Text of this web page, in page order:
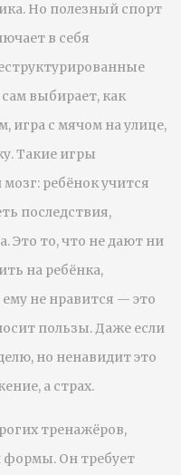
Но полезный спорт
в себя
выбирает, как
игра с мячом на улице,
. Такие игры
ребёнок учится
последствия,
Это то, что не дают ни
на ребёнка,
не нравится — это
пользы. Даже если
но ненавидит это
а страх.
тренажёров,
формы. Он требует